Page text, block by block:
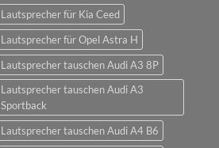
Lautsprecher für Kia Ceed
Lautsprecher für Opel Astra H
Lautsprecher tauschen Audi A3 8P
Lautsprecher tauschen Audi A3
Sportback
Lautsprecher tauschen Audi A4 B6